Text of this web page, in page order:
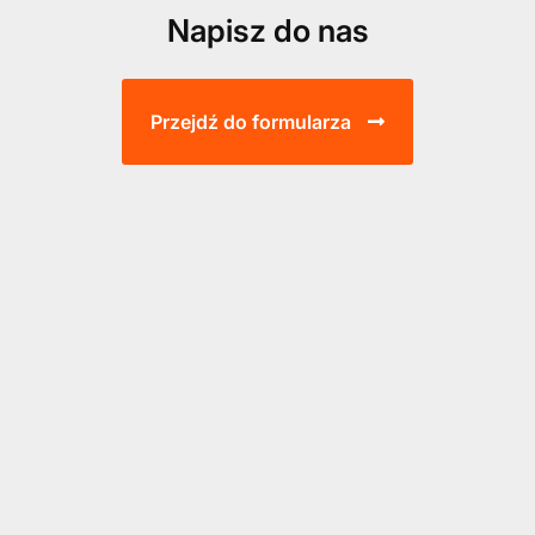
Napisz do nas
Przejdź do formularza